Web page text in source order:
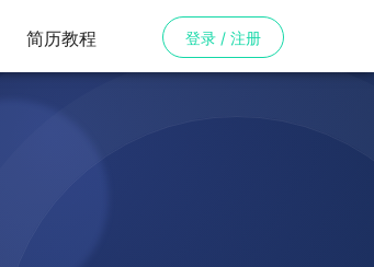
简历教程 登录 / 注册